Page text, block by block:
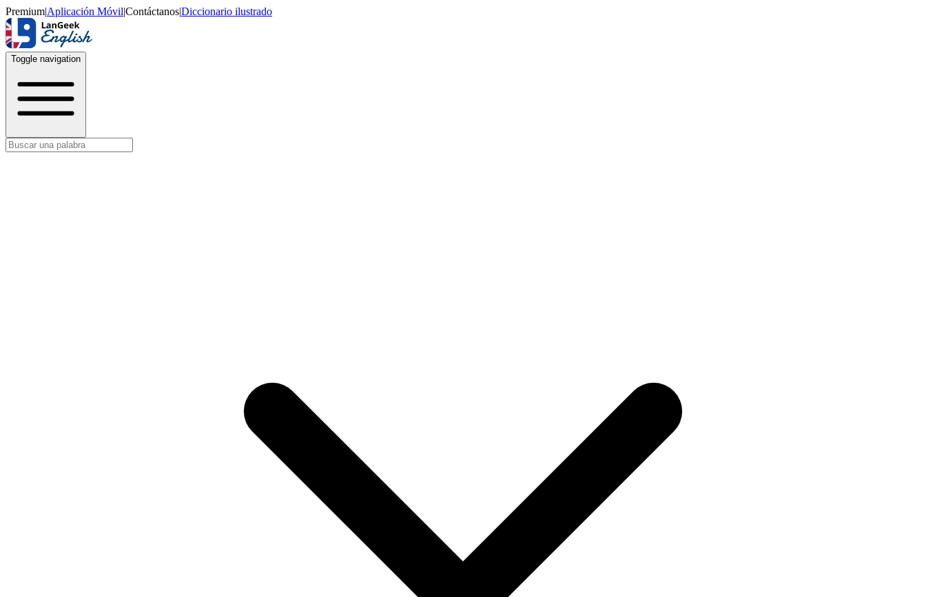
Premium|Aplicación Móvil|Contáctanos|Diccionario ilustrado
Toggle navigation